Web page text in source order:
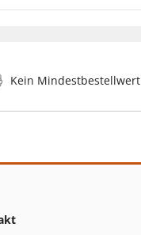
Kein Mindestbestellwert